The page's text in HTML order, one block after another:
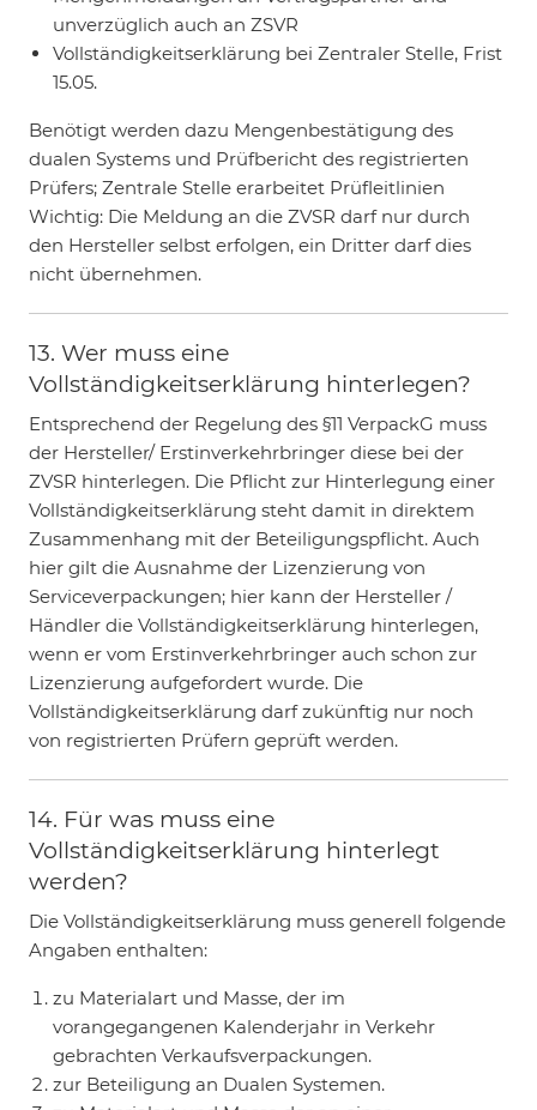
unverzüglich auch an ZSVR
Vollständigkeitserklärung bei Zentraler Stelle, Frist
15.05.
Benötigt werden dazu Mengenbestätigung des
dualen Systems und Prüfbericht des registrierten
Prüfers; Zentrale Stelle erarbeitet Prüfleitlinien
Wichtig: Die Meldung an die ZVSR darf nur durch
den Hersteller selbst erfolgen, ein Dritter darf dies
nicht übernehmen.
13. Wer muss eine
Vollständigkeitserklärung hinterlegen?
Entsprechend der Regelung des §11 VerpackG muss
der Hersteller/ Erstinverkehrbringer diese bei der
ZVSR hinterlegen. Die Pflicht zur Hinterlegung einer
Vollständigkeitserklärung steht damit in direktem
Zusammenhang mit der Beteiligungspflicht. Auch
hier gilt die Ausnahme der Lizenzierung von
Serviceverpackungen; hier kann der Hersteller /
Händler die Vollständigkeitserklärung hinterlegen,
wenn er vom Erstinverkehrbringer auch schon zur
Lizenzierung aufgefordert wurde. Die
Vollständigkeitserklärung darf zukünftig nur noch
von registrierten Prüfern geprüft werden.
14. Für was muss eine
Vollständigkeitserklärung hinterlegt
werden?
Die Vollständigkeitserklärung muss generell folgende
Angaben enthalten:
zu Materialart und Masse, der im
vorangegangenen Kalenderjahr in Verkehr
gebrachten Verkaufsverpackungen.
zur Beteiligung an Dualen Systemen.